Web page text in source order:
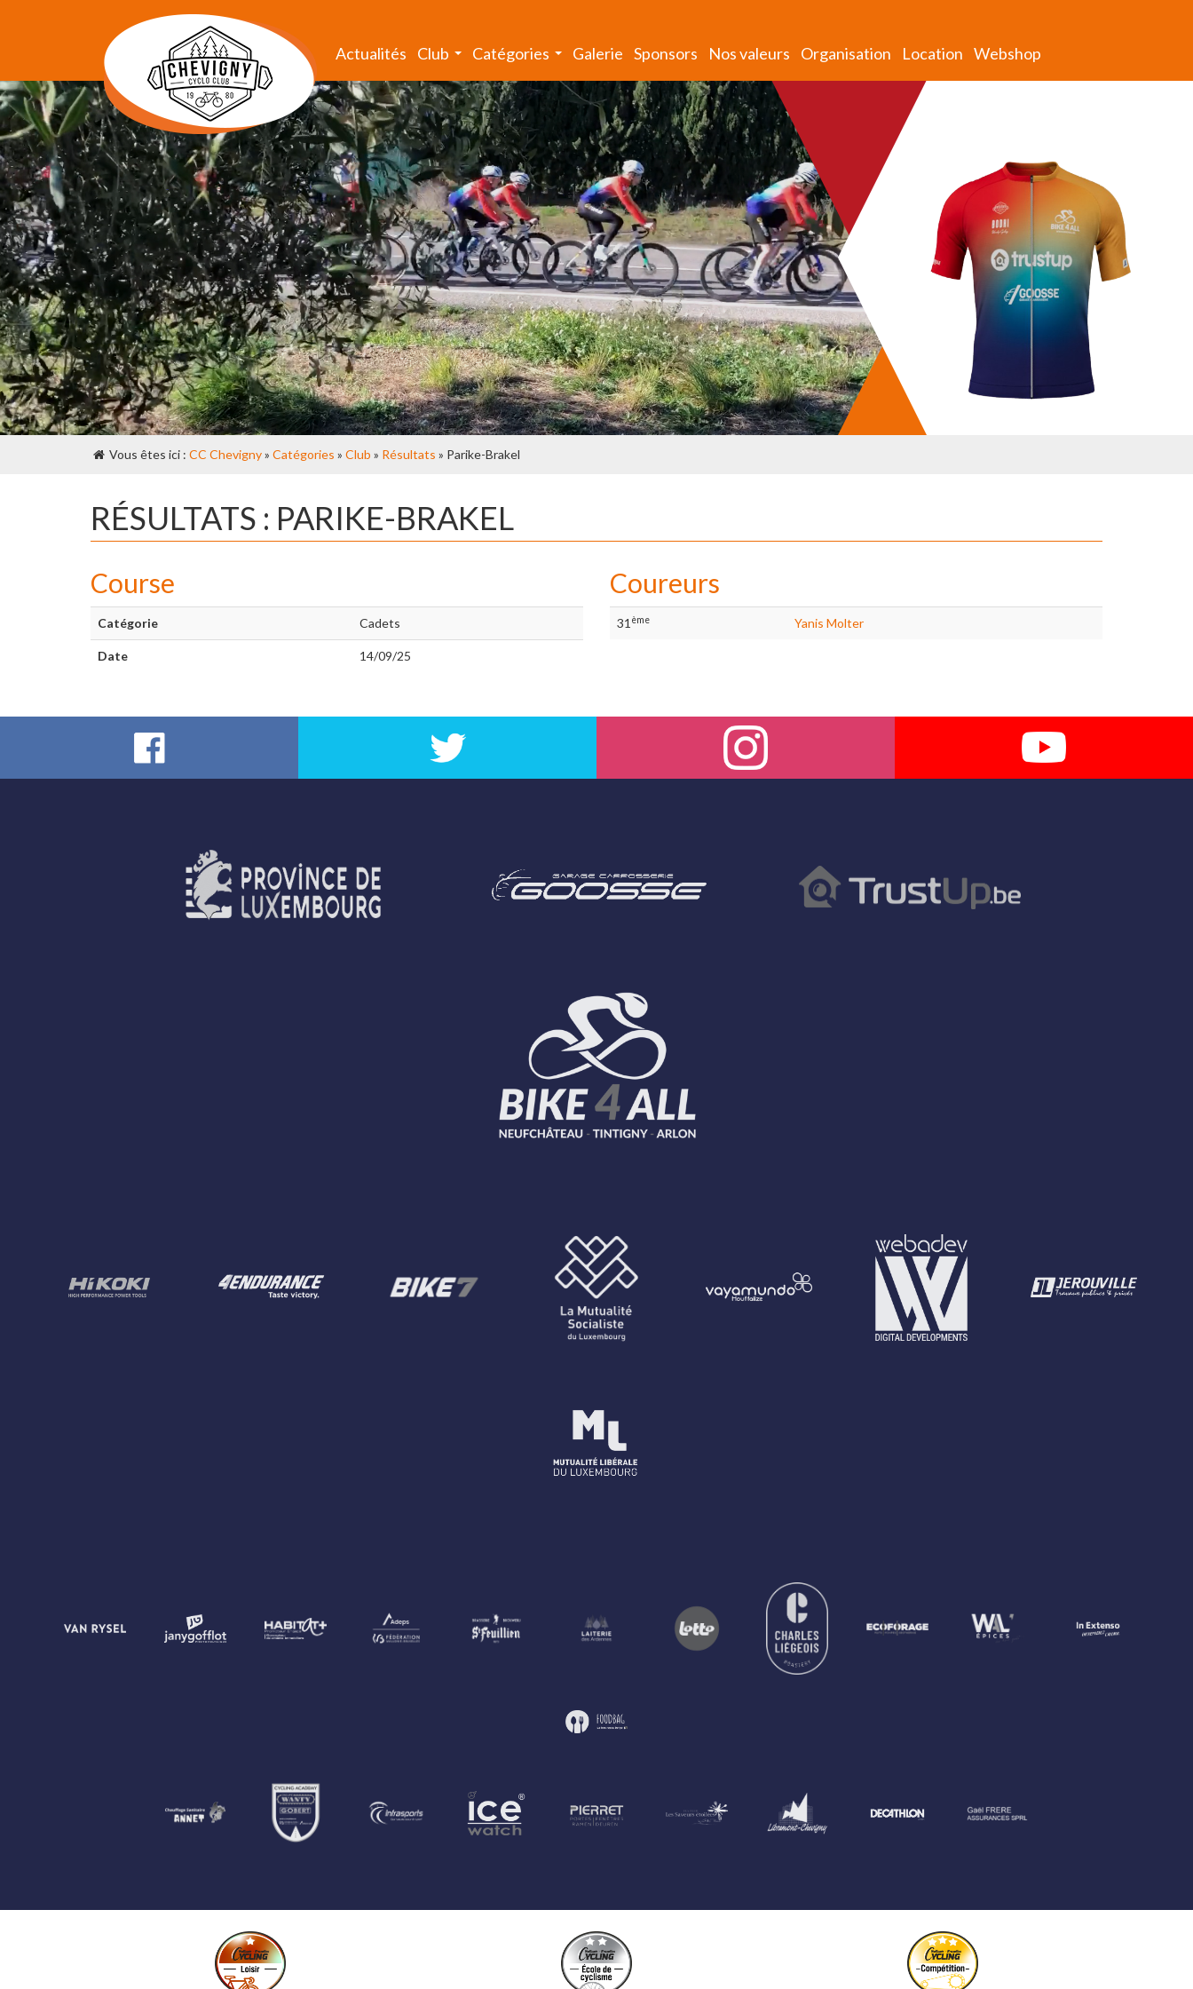
Actualités Club Catégories Galerie Sponsors Nos valeurs Organisation Location Webshop
Vous êtes ici : CC Chevigny» Catégories » Club » Résultats » Parike-Brakel
RÉSULTATS : PARIKE-BRAKEL
Course
Catégorie Cadets
Date 14/09/25
Coureurs
31 ème Yanis Molter